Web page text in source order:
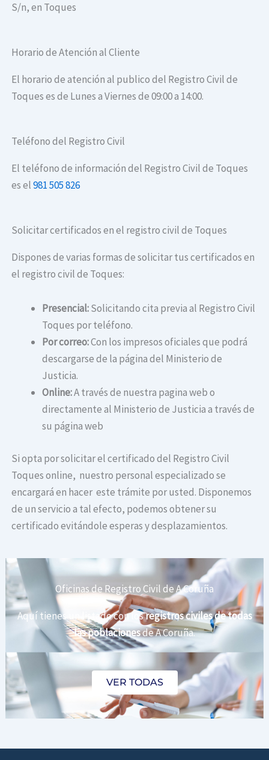
S/n, en Toques
Horario de Atención al Cliente
El horario de atención al publico del Registro Civil de
Toques es de Lunes a Viernes de 09:00 a 14:00.
Teléfono del Registro Civil
El teléfono de información del Registro Civil de Toques
es el981 505 826
Solicitar certificados en el registro civil de Toques
Dispones de varias formas de solicitar tus certificados en
el registro civil de Toques:
Presencial:Solicitando cita previa al Registro Civil
Toques por teléfono.
Por correo:Con los impresos oficiales que podrá
descargarse de la página del Ministerio de
Justicia.
Online:A través de nuestra pagina web o
directamente al Ministerio de Justicia a través de
su página web
Si opta por solicitar el certificado del Registro Civil
Toques online, nuestro personal especializado se
encargará en hacer este trámite por usted. Disponemos
de un servicio a tal efecto, podemos obtener su
certificado evitándole esperas y desplazamientos.
Oficinas de Registro Civil de A Coruña
Aquí tienes un listado con losregistros civiles de todas
las poblacionesde A Coruña.
VER TODAS